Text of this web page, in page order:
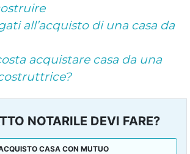
all’acquisto di una casa da
acquistare casa da una
NOTARILE DEVI FARE?
CASA CON MUTUO